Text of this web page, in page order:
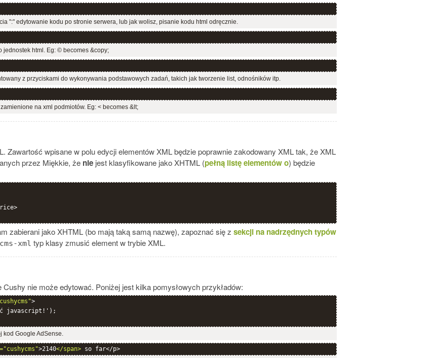
":" edytowanie kodu po stronie serwera, lub jak wolisz, pisanie kodu html odręcznie.
jednostek html. Eg: © becomes &copy;
z przyciskami do wykonywania podstawowych zadań, takich jak tworzenie list, odnośników itp.
na xml podmiotów. Eg: < becomes &lt;
Zawartość wpisane w polu edycji elementów XML będzie poprawnie zakodowany XML tak, że XML
przez Miękkie, że nie jest klasyfikowane jako XHTML (pełną listę elementów o) będzie
zabierani jako XHTML (bo mają taką samą nazwę), zapoznać się z sekcji na nadrzędnych typów
xml typ klasy zmusić element w trybie XML.
nie może edytować. Poniżej jest kilka pomysłowych przykładów:
>
javascript!');
kod Google AdSense.
>2140</span> so far</p>